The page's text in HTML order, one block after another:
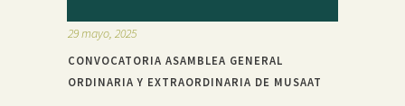
29 mayo, 2025
CONVOCATORIA ASAMBLEA GENERAL
ORDINARIA Y EXTRAORDINARIA DE MUSAAT